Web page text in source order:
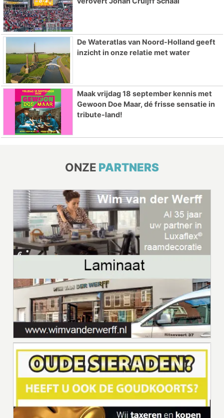
De Wateratlas van Noord-Holland geeft
inzicht in onze relatie met water
Maak vrijdag 18 september kennis met
Gewoon Doe Maar, dé frisse sensatie in
tribute-land!
ONZE PARTNERS